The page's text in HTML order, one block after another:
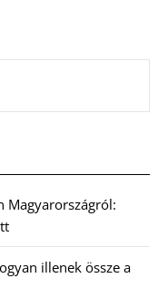
Magyarországról:
illenek össze a